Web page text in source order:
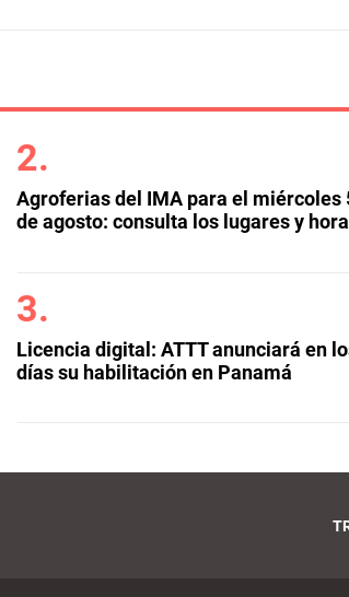
Agroferias del IMA para el miércoles
de agosto: consulta los lugares y
Licencia digital: ATTT anunciará en
días su habilitación en Panamá